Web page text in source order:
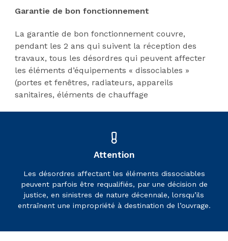
Garantie de bon fonctionnement
La garantie de bon fonctionnement couvre,
pendant les 2 ans qui suivent la réception des
travaux, tous les désordres qui peuvent affecter
les éléments d’équipements « dissociables »
(portes et fenêtres, radiateurs, appareils
sanitaires, éléments de chauffage
Attention
Les désordres affectant les éléments dissociables
peuvent parfois être requalifiés, par une décision de
justice, en sinistres de nature décennale, lorsqu’ils
entraînent une impropriété à destination de l’ouvrage.